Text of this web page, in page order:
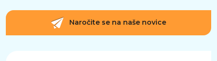
Naročite se na naše novice